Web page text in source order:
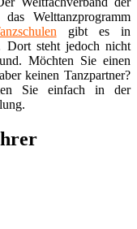
Welttanzprogramm
gibt es in
Dort steht jedoch nicht
Möchten Sie einen
keinen Tanzpartner?
Sie einfach in der